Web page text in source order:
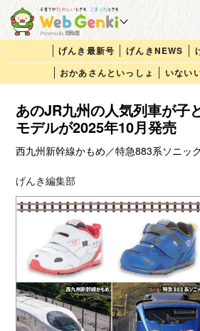
げんき最新号 げんきNEWS
おかあさんといっしょ
いない
あのJR九州の人気列車が
モデルが2025年10月発売
西九州新幹線かもめ／特急883系ソニッ
げんき編集部